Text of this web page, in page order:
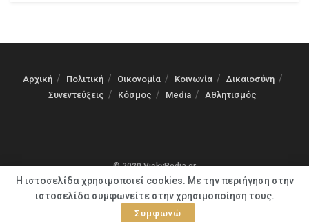
Αρχική Πολιτική Οικονομία Κοινωνία
Δικαιοσύνη
Συνεντεύξεις
Κόσμος Media Αθλητισμός
© 2020 VickyPedia.gr
Η ιστοσελίδα χρησιμοποιεί cookies. Με την περιήγηση στην
ιστοσελίδα συμφωνείτε στην χρησιμοποίηση τους.
Συμφωνώ